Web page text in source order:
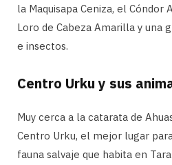
la Maquisapa Ceniza, el Cóndor
Loro de Cabeza Amarilla y una
e insectos.
Centro Urku y sus
Muy cerca a la catarata de
Centro Urku, el mejor lugar
fauna salvaje que habita en